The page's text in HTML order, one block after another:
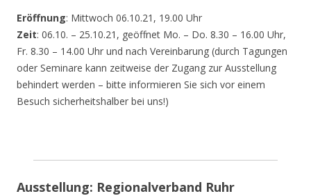
Eröffnung: Mittwoch 06.10.21, 19.00 Uhr
Zeit: 06.10. – 25.10.21, geöffnet Mo. – Do. 8.30 – 16.00 Uhr,
Fr. 8.30 – 14.00 Uhr und nach Vereinbarung (durch Tagungen
oder Seminare kann zeitweise der Zugang zur Ausstellung
behindert werden – bitte informieren Sie sich vor einem
Besuch sicherheitshalber bei uns!)
Ausstellung: Regionalverband Ruhr